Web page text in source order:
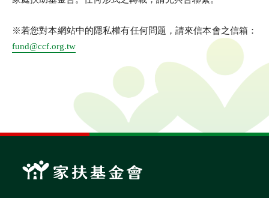
※若您對本網站中的隱私權有任何問題，請來信本會之信箱：
fund@ccf.org.tw